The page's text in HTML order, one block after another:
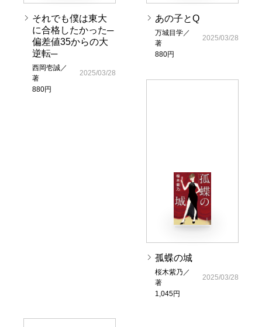
それでも僕は東大
に合格したかった─
偏差値35からの大
逆転─
西岡壱誠／
著
880円
2025/03/28
あの子とQ
万城目学／
著
880円
2025/03/28
孤蝶の城
桜木紫乃／
著
1,045円
2025/03/28